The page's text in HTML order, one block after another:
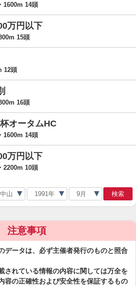
1600m 14頭
万円以下
15頭
12頭
16頭
オータムHC
1600m 14頭
万円以下
2200m 10頭
検索
注意事項
データは、必ず主催者発行のものと照合
されている情報の内容に関しては万全を
容の正確性および安全性を保証するもの